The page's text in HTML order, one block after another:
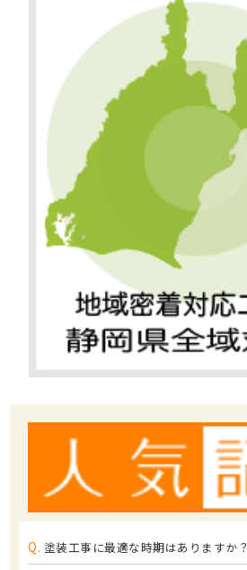
Q. 塗装工事に最適な時期はありますか？